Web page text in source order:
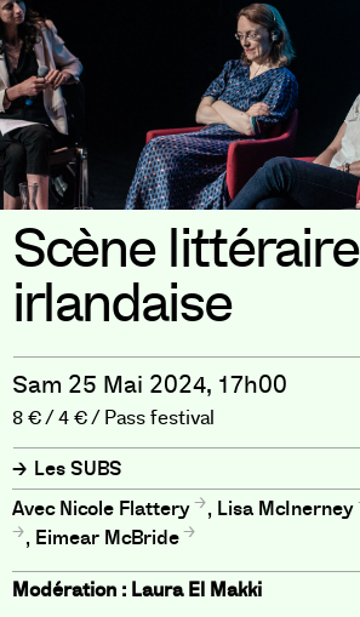
Scène littéraire
irlandaise
Sam 25 Mai 2024, 17h00
8 € / 4 € / Pass festival
Les SUBS
Nicole Flattery
, Lisa McInerney
, Eimear McBride
Modération : Laura El Makki